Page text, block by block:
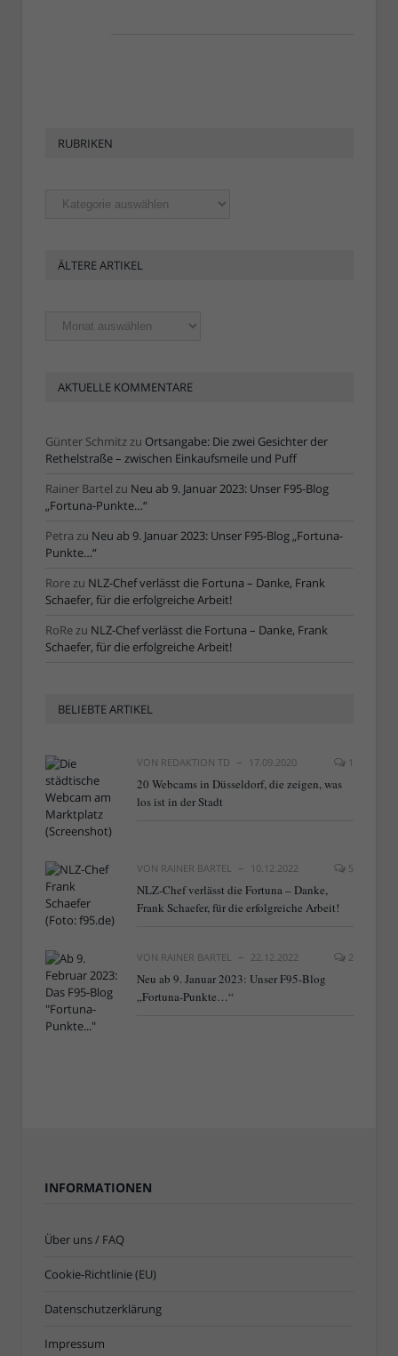
RUBRIKEN
Rubriken
ÄLTERE ARTIKEL
Ältere
Artikel
AKTUELLE KOMMENTARE
Günter Schmitz zu Ortsangabe: Die zwei Gesichter der
Rethelstraße – zwischen Einkaufsmeile und Puff
Rainer Bartel zu Neu ab 9. Januar 2023: Unser F95-Blog
„Fortuna-Punkte…“
Petra zu Neu ab 9. Januar 2023: Unser F95-Blog „Fortuna-
Punkte…“
Rore zu NLZ-Chef verlässt die Fortuna – Danke, Frank
Schaefer, für die erfolgreiche Arbeit!
RoRe zu NLZ-Chef verlässt die Fortuna – Danke, Frank
Schaefer, für die erfolgreiche Arbeit!
BELIEBTE ARTIKEL
VON REDAKTION TD 17.09.2020 1
20 Webcams in Düsseldorf, die zeigen, was
los ist in der Stadt
VON RAINER BARTEL 10.12.2022 5
NLZ-Chef verlässt die Fortuna – Danke,
Frank Schaefer, für die erfolgreiche Arbeit!
VON RAINER BARTEL 22.12.2022 2
Neu ab 9. Januar 2023: Unser F95-Blog
„Fortuna-Punkte…“
INFORMATIONEN
Über uns / FAQ
Cookie-Richtlinie (EU)
Datenschutzerklärung
Impressum